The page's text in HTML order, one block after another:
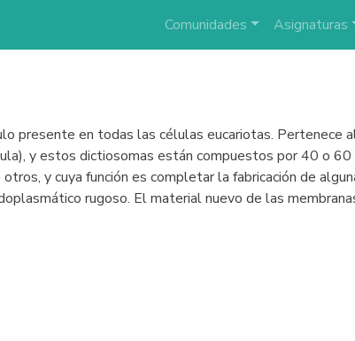
Comunidades Asignaturas
presente en todas las células eucariotas. Pertenece
y estos dictiosomas están compuestos por 40 o
y cuya función es completar la fabricación de
rugoso. El material nuevo de las